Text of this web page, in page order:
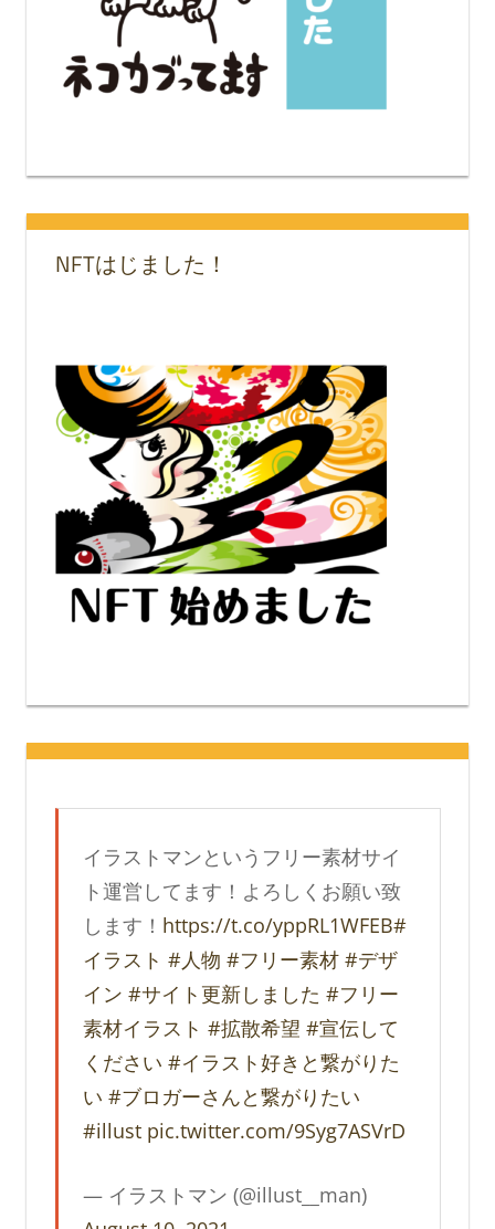
NFTはじました！
イラストマンというフリー素材サイ
ト運営してます！よろしくお願い致
します！ https://t.co/yppRL1WFEB#
イラスト #人物 #フリー素材 #デザ
イン #サイト更新しました #フリー
素材イラスト #拡散希望 #宣伝して
ください #イラスト好きと繋がりた
い #ブロガーさんと繋がりたい
#illust pic.twitter.com/9Syg7ASVrD
— イラストマン (@illust__man)